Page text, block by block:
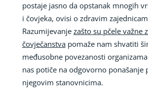
postaje jasno da opstanak mnogih
i čovjeka, ovisi o zdravim
Razumijevanje zašto su pčele važne
čovječanstvapomaže nam shvatiti
međusobne povezanosti
nas potiče na odgovorno ponašanje
njegovim stanovnicima.